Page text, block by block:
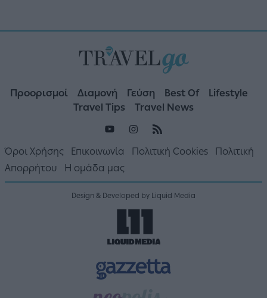
Προορισμοί Διαμονή Γεύση Best Of
Lifestyle
Travel Tips
Travel News
Όροι Χρήσης Επικοινωνία Πολιτική Cookies
Πολιτική
Απορρήτου
Η ομάδα μας
Design & Developed by Liquid Media